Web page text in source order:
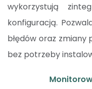
wykorzystują
konfiguracją.
błędów oraz
bez potrzeby